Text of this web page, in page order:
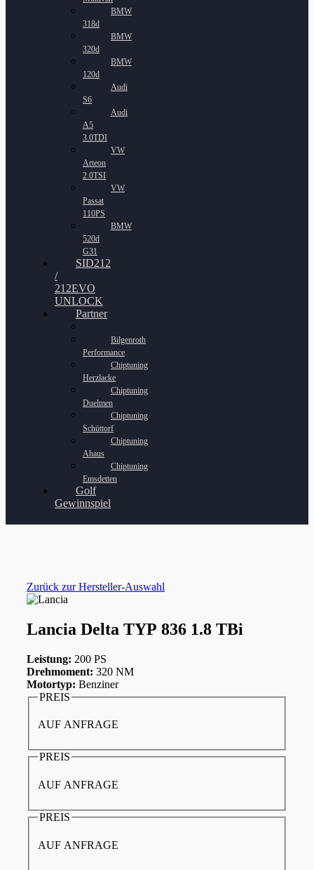
BMW
318d
BMW
320d
BMW
120d
Audi
S6
Audi
A5
3.0TDI
VW
Arteon
2.0TSI
VW
Passat
110PS
BMW
520d
G31
SID212
/
212EVO
UNLOCK
Partner
Bilgenroth
Performance
Chiptuning
Herzlacke
Chiptuning
Duelmen
Chiptuning
Schüttorf
Chiptuning
Ahaus
Chiptuning
Emsdetten
Golf
Gewinnspiel
Zurück zur Hersteller-Auswahl
Lancia Delta TYP 836 1.8 TBi
Leistung: 200 PS
Drehmoment: 320 NM
Motortyp: Benziner
PREIS
AUF ANFRAGE
PREIS
AUF ANFRAGE
PREIS
AUF ANFRAGE